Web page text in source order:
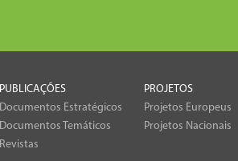
PUBLICAÇÕES
Documentos Estratégicos
Documentos Temáticos
Revistas
PROJETOS
Projetos Europeus
Projetos Nacionais